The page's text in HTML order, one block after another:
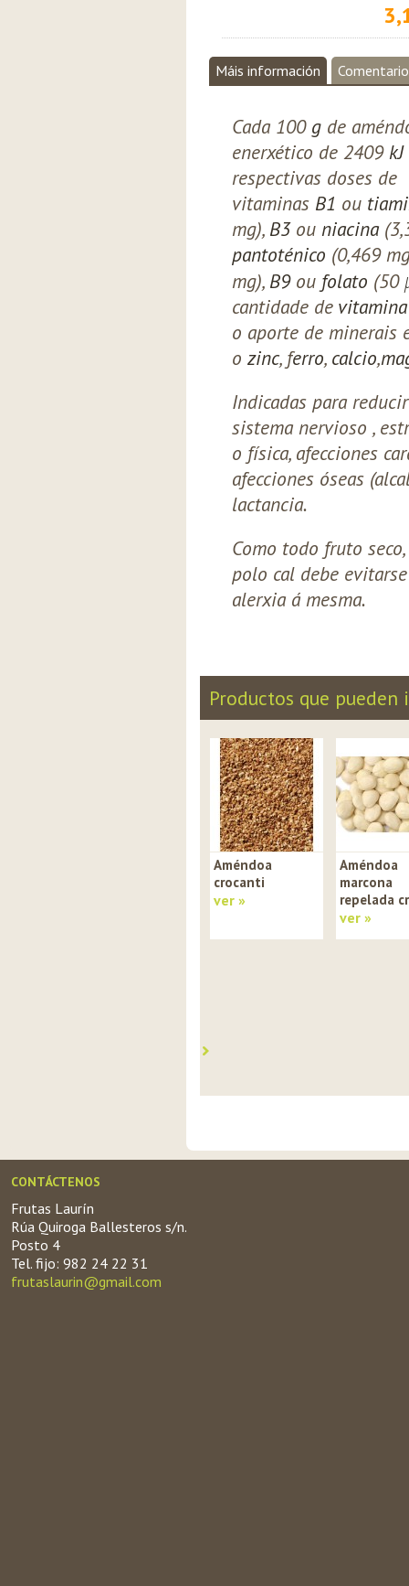
Máis información
Cada 100 g de
enerxético de 2409kJ
respectivas doses de
vitaminas B1 ou
mg), B3ou niacina
pantoténico (0,469
mg), B9ou folato (50
cantidade de
o aporte de minerais
o zinc, ferro, calcio,
Indicadas para
sistema nervioso ,
o física, afecciones
afecciones óseas
lactancia.
Como todo fruto
polo cal debe
alerxia á mesma.
Productos que
Améndoa
crocanti
ver »
Améndoa
marcona
repelada
ver »
CONTÁCTENOS
Frutas Laurín
Rúa Quiroga Ballesteros s/n.
Posto 4
Tel. fijo: 982 24 22 31
frutaslaurin@gmail.com